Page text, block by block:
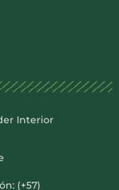
Interior
(+57)